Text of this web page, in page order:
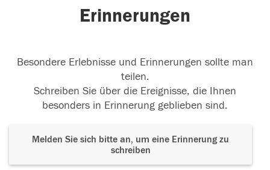
Erinnerungen
Besondere Erlebnisse und Erinnerungen sollte man
teilen.
Schreiben Sie über die Ereignisse, die Ihnen
besonders in Erinnerung geblieben sind.
Melden Sie sich bitte an, um eine Erinnerung zu
schreiben